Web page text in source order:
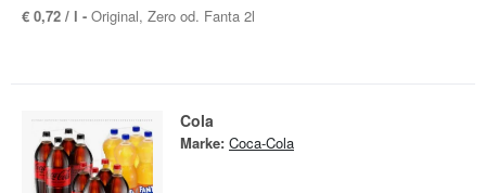
€ 0,72 / l - Original, Zero od. Fanta 2l
Cola
Marke: Coca-Cola